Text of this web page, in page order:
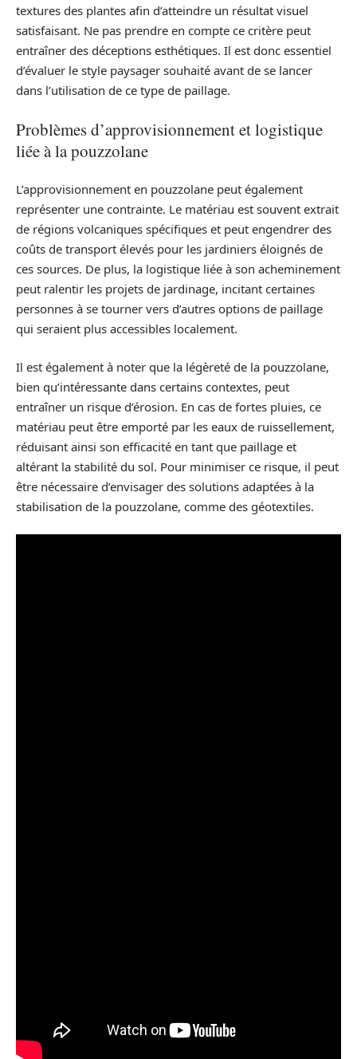
textures des plantes afin d’atteindre un résultat visuel
satisfaisant. Ne pas prendre en compte ce critère peut
entraîner des déceptions esthétiques. Il est donc essentiel
d’évaluer le style paysager souhaité avant de se lancer
dans l’utilisation de ce type de paillage.
Problèmes d’approvisionnement et logistique
liée à la pouzzolane
L’approvisionnement en pouzzolane peut également
représenter une contrainte. Le matériau est souvent extrait
de régions volcaniques spécifiques et peut engendrer des
coûts de transport élevés pour les jardiniers éloignés de
ces sources. De plus, la logistique liée à son acheminement
peut ralentir les projets de jardinage, incitant certaines
personnes à se tourner vers d’autres options de paillage
qui seraient plus accessibles localement.
Il est également à noter que la légèreté de la pouzzolane,
bien qu’intéressante dans certains contextes, peut
entraîner un risque d’érosion. En cas de fortes pluies, ce
matériau peut être emporté par les eaux de ruissellement,
réduisant ainsi son efficacité en tant que paillage et
altérant la stabilité du sol. Pour minimiser ce risque, il peut
être nécessaire d’envisager des solutions adaptées à la
stabilisation de la pouzzolane, comme des géotextiles.